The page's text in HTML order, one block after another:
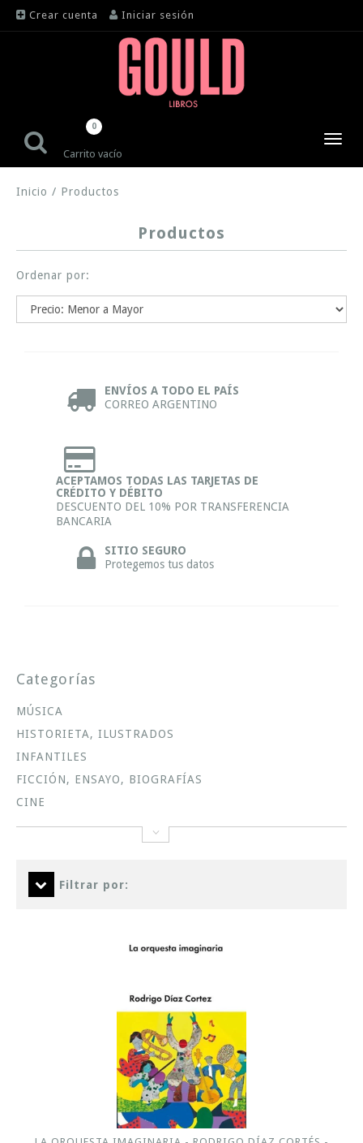
Crear cuenta Iniciar sesión
Carrito vacío
0
Inicio / Productos
Productos
Ordenar por:
ENVÍOS A TODO EL PAÍS
CORREO ARGENTINO
ACEPTAMOS TODAS LAS TARJETAS DE
CRÉDITO Y DÉBITO
DESCUENTO DEL 10% POR TRANSFERENCIA
BANCARIA
SITIO SEGURO
Protegemos tus datos
Categorías
MÚSICA
HISTORIETA, ILUSTRADOS
INFANTILES
FICCIÓN, ENSAYO, BIOGRAFÍAS
CINE
Filtrar por: